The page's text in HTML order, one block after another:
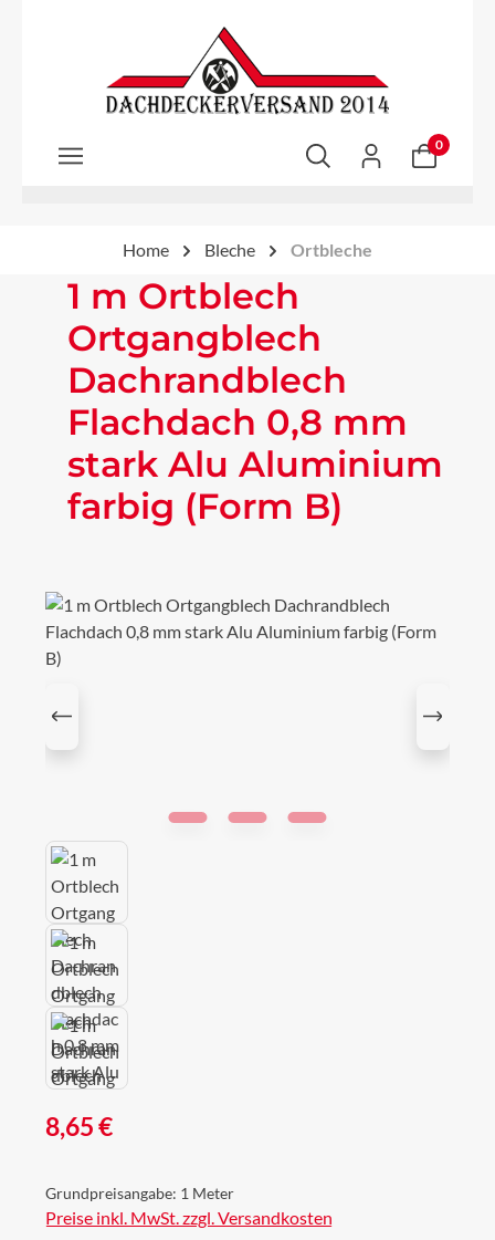
Zum Hauptinhalt springen
0
Home Bleche Ortbleche
1 m Ortblech
Ortgangblech
Dachrandblech
Flachdach 0,8 mm
stark Alu Aluminium
farbig (Form B)
Bildergalerie überspringen
Regulärer Preis:
8,65 €
Grundpreisangabe: 1 Meter
Preise inkl. MwSt. zzgl. Versandkosten